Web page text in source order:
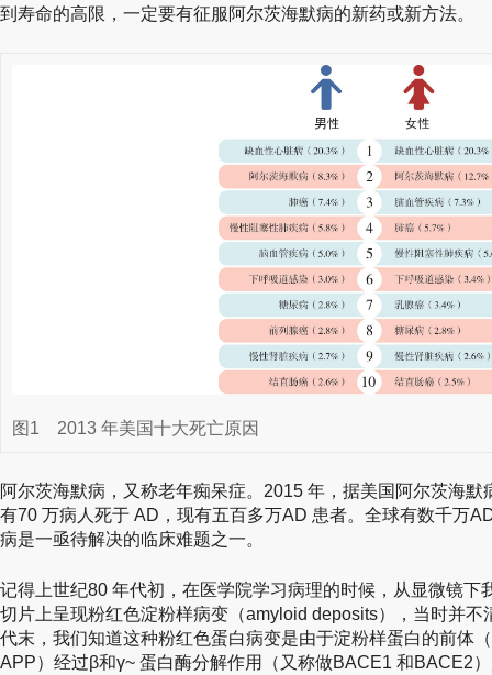
到寿命的高限，一定要有征服阿尔茨海默病的新药或新方法。
图1 2013 年美国十大死亡原因
阿尔茨海默病，又称老年痴呆症。2015 年，据美国阿尔茨海
有70 万病人死于 AD，现有五百多万AD 患者。全球有数千万
病是一亟待解决的临床难题之一。
记得上世纪80 年代初，在医学院学习病理的时候，从显微镜下
切片上呈现粉红色淀粉样病变（amyloid deposits），当时并
代末，我们知道这种粉红色蛋白病变是由于淀粉样蛋白的前体
APP）经过β和γ~ 蛋白酶分解作用（又称做BACE1 和BACE2